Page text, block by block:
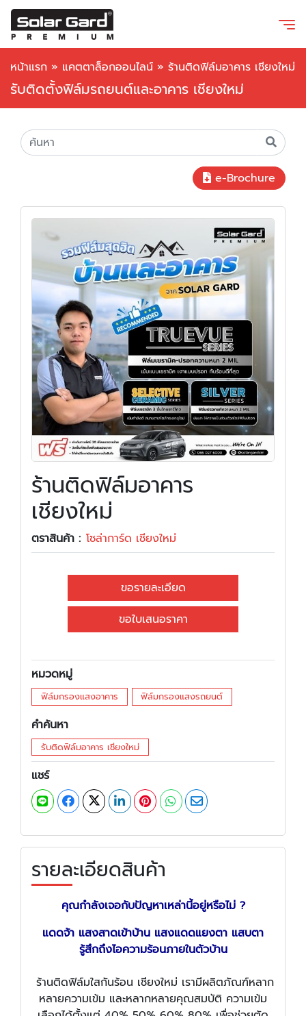
หน้าแรก » แคตตาล็อกออนไลน์ » ร้านติดฟิล์มอาคาร เชียงใหม่
รับติดตั้งฟิล์มรถยนต์และอาคาร เชียงใหม่
e-Brochure
ร้านติดฟิล์มอาคาร
เชียงใหม่
ตราสินค้า : โซล่าการ์ด เชียงใหม่
ขอรายละเอียด
ขอใบเสนอราคา
หมวดหมู่
ฟิล์มกรองแสงอาคาร ฟิล์มกรองแสงรถยนต์
คำค้นหา
รับติดฟิล์มอาคาร เชียงใหม่
แชร์
รายละเอียดสินค้า
คุณกำลังเจอกับปัญหาเหล่านี้อยู่หรือไม่ ?
แดดจ้า แสงสาดเข้าบ้าน แสงแดดแยงตา แสบตา
รู้สึกถึงไอความร้อนภายในตัวบ้าน
ร้านติดฟิล์มใสกันร้อน เชียงใหม่ เรามีผลิตภัณฑ์หลาก
หลายความเข้ม และหลากหลายคุณสมบัติ ความเข้ม